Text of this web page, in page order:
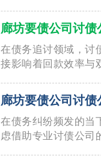
规性。温…
在债务追讨领域，讨
接影响着回款效率与
略性…
在债务纠纷频发的当
虑借助专业讨债公司